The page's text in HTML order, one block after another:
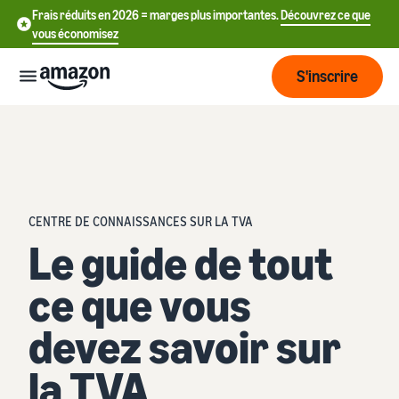
Frais réduits en 2026 = marges plus importantes.Découvrez ce que
vous économisez
à vendre
Introduction à la vente
Comment devenir un
vendeur Amazon
Créez votre compte
vendeur
Vue
d'ensemble
de la
logistique
Expédié par Amazon
Externalisez la gestion des
Grandir
Touchez
plus de
clients
Tarification
Connaître
Apprendre
中
CN
English
- GB
S'inscrire
CENTRE DE CONNAISSANCES SUR LA TVA
Le guide de tout
ce que vous
devez savoir sur